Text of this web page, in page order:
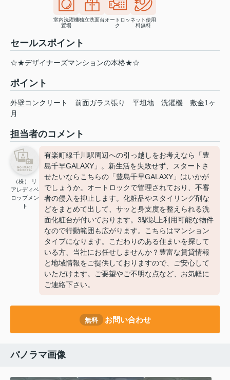
室内洗濯機
置場
独立洗面台オートロッ
ク
ネット使用
料無料
セールスポイント
☆★デザイナーズマンションの本格★☆
ポイント
外壁コンクリート 前面ガラス張り 平坦地 洗濯機
敷金1ヶ
月
担当者のコメント
（株） リ
アレディベ
ロップメン
ト
有楽町線千川駅周辺への引っ越しをお考えなら「豊
島千早GALAXY」。新生活を失敗せず、スタートさ
せたいならこちらの「豊島千早GALAXY」はいかが
でしょうか。オートロックで管理されており、不審
者の侵入を抑止します。化粧品やスタイリング剤な
どをまとめて出して、サッと身支度を整えられる洗
面化粧台が付いております。3駅以上利用可能な物件
なので行動範囲も広がります。こちらはマンション
タイプになります。こだわりのある住まいを探して
いる方、当社にお任せしませんか？豊富な賃貸情報
と地域情報をご提供しておりますので、ご安心して
いただけます。ご要望やご不明な点など、お気軽に
ご連絡下さい。
無料 お問い合わせ
パノラマ画像